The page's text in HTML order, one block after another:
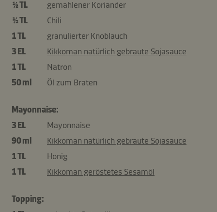
½ TL
gemahlener Koriander
½ TL
Chili
1 TL
granulierter Knoblauch
3 EL
Kikkoman natürlich gebraute Sojasauce
1 TL
Natron
50 ml
Öl zum Braten
Mayonnaise:
3 EL
Mayonnaise
90 ml
Kikkoman natürlich gebraute Sojasauce
1 TL
Honig
1 TL
Kikkoman geröstetes Sesamöl
Topping: